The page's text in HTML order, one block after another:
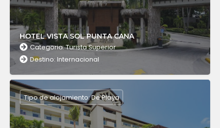
HOTEL VISTA SOL PUNTA CANA
Categoria: Turista Superior
Destino: Internacional
Tipo de alojamiento: De Playa